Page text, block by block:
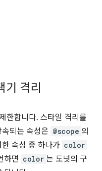
기 격리
한합니다. 스타일 격리를
되는 속성은 @scope 의
속성 중 하나가 color
하면 color 는 도넛의 구